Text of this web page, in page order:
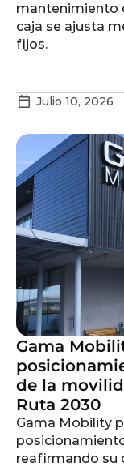
mantenimiento
caja se ajusta
fijos.
Julio 10, 2026
Gama
de la
Ruta 2030
Gama Mobility
reafirmando su